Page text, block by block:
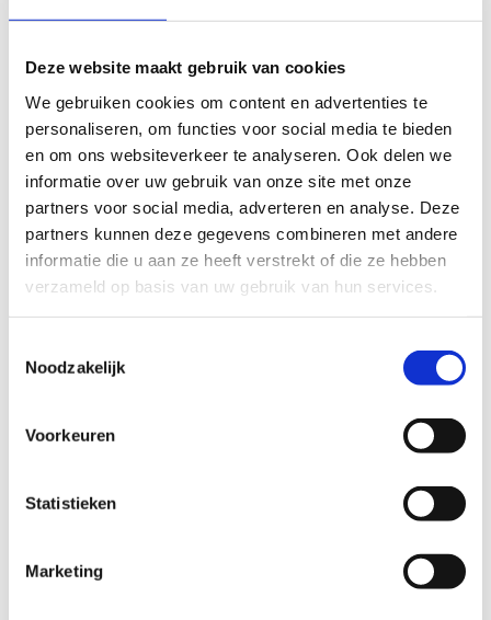
Deze website maakt gebruik van cookies
We gebruiken cookies om content en advertenties te
personaliseren, om functies voor social media te bieden
en om ons websiteverkeer te analyseren. Ook delen we
informatie over uw gebruik van onze site met onze
partners voor social media, adverteren en analyse. Deze
partners kunnen deze gegevens combineren met andere
informatie die u aan ze heeft verstrekt of die ze hebben
verzameld op basis van uw gebruik van hun services.
Noodzakelijk
Voorkeuren
Statistieken
Marketing
Indoor sportaccommodatie
Gymnastiekhal
GYMHAL EN POLYVALENTE ZAAL
€ 39,00/u
GYMHAL
€ 29,00/u
ZONE TOESTELTURNEN
€ 17,00/u
TRAMPOLINEBAAN
€ 13,50/u